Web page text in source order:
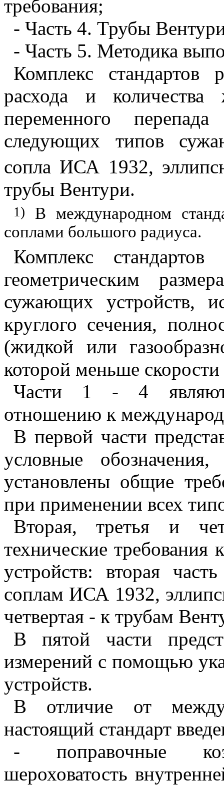
требования;
- Часть 4. Трубы
- Часть 5. Методика
Комплекс стандартов
расхода и
переменного
следующих типов
сопла ИСА 1932,
трубы Вентури.
1)
В международном
соплами большого радиуса.
Комплекс стандартов
геометрическим
сужающих устройств,
круглого сечения,
(жидкой или
которой меньше скорости
Части 1 - 4
отношению к
В первой части
условные
установлены общие
при применении всех
Вторая, третья и
технические
устройств: вторая
соплам ИСА 1932,
четвертая - к трубам
В пятой части
измерений с помощью
устройств.
В отличие от
настоящий стандарт
- поправочные
шероховатость